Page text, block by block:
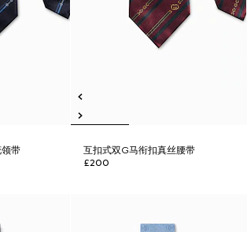
带
互扣式双G马衔扣真丝腰带
£200